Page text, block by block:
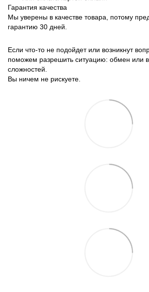
Гарантия качества
Мы уверены в качестве товара, потому
гарантию 30 дней.
Если что-то не подойдет или возникнут
поможем разрешить ситуацию: обмен или
сложностей.
Вы ничем не рискуете.